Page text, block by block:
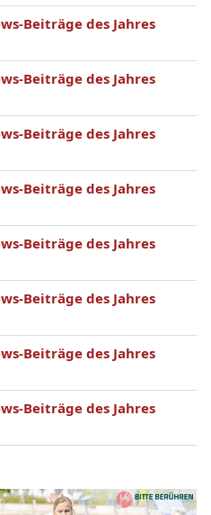
Beiträge des Jahres
Beiträge des Jahres
Beiträge des Jahres
Beiträge des Jahres
Beiträge des Jahres
Beiträge des Jahres
Beiträge des Jahres
Beiträge des Jahres